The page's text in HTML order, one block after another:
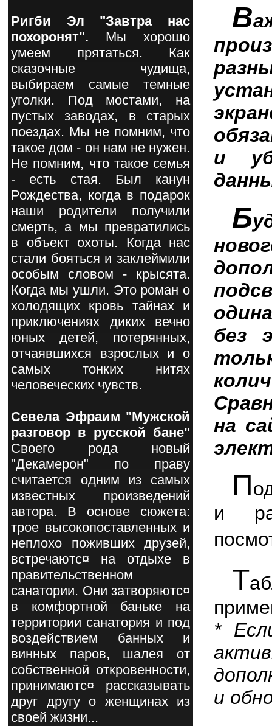
В
и
Б
без
на
П
и
Т
*
и
Ригби Эл "Завтра нас
похоронят". Мы хорошо
умеем прятаться. Как
сказочные чудища,
выбираем самые темные
уголки. Под мостами, на
пустых заводах, в старых
поездах. Мы не помним, что
такое дом - он нам не нужен.
Не помним, что такое семья
- есть стая. Был канун
Рождества, когда в подарок
наши родители получили
смерть, а мы превратились
в объект охоты. Когда нас
стали бояться и заклеймили
особым словом - крысята.
Когда мы ушли. Это роман о
холодящих кровь тайнах и
приключениях диких вечно
юных детей, потерянных,
отчаявшихся взрослых и о
самых тонких нитях
человеческих чувств.
Севела Эфраим "Мужской
разговор в русской бане"
Своего рода новый
"Декамерон" по праву
считается одним из самых
известных произведений
автора. В основе сюжета:
трое высокопоставленных и
неплохо поживших друзей,
встречаютс¤ на отдыхе в
правительственном
санатории. Они затворяютс¤
в комфортной баньке на
территории санатория и под
воздействием банных и
винных паров, шалея от
собственной откровенности,
принимаютс¤ рассказывать
друг другу о женщинах из
своей жизни...